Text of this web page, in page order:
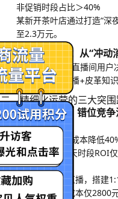
非促销时段占比＞40%
某新开茶叶店通过打造“深
至2.3万元。
2.用户行为迭代：从“冲动
数据显示，2025年直播间用户
“匠人工作室实景直播+皮革知
二、精细化运营的三大突
1.冷启动三板斧：错位竞
错峰开播策略
凌晨3-5点开播成本降低
1:5.6，同期白天时段ROI仅
微场景革命：
摒弃传统绿幕直播，搭建
钟，场景搭建成本仅2800元